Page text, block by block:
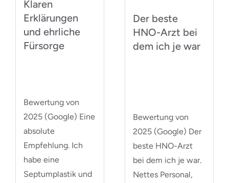
Klaren
Erklärungen
und ehrliche
Fürsorge
Bewertung von
2025 (Google) Eine
absolute
Empfehlung. Ich
habe eine
Septumplastik und
Der beste
HNO-Arzt bei
dem ich je war
Bewertung von
2025 (Google) Der
beste HNO-Arzt
bei dem ich je war.
Nettes Personal,